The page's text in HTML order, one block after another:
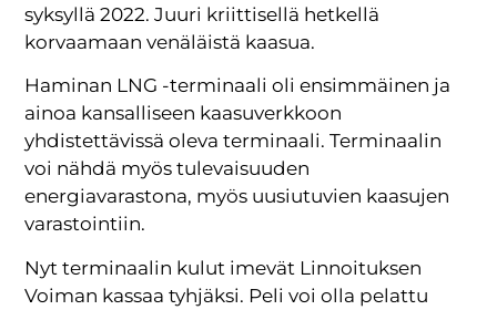
syksyllä 2022. Juuri kriittisellä hetkellä
korvaamaan venäläistä kaasua.
Haminan LNG -terminaali oli ensimmäinen ja
ainoa kansalliseen kaasuverkkoon
yhdistettävissä oleva terminaali. Terminaalin
voi nähdä myös tulevaisuuden
energiavarastona, myös uusiutuvien kaasujen
varastointiin.
Nyt terminaalin kulut imevät Linnoituksen
Voiman kassaa tyhjäksi. Peli voi olla pelattu